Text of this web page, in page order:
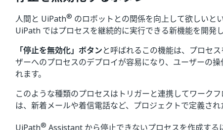
人間と UiPath® のロボットとの関係を向上して欲しいと
UiPath ではプロセスを継続的に実行できる新機能を開発し
「停止を無効化」ボタンと呼ばれるこの機能は、プロセ
ザーへのプロセスのデプロイが容易になり、ユーザーの
れます。
このような種類のプロセスはトリガーと連携してワーク
は、新着メールや着信電話など、プロジェクトで定義され
®